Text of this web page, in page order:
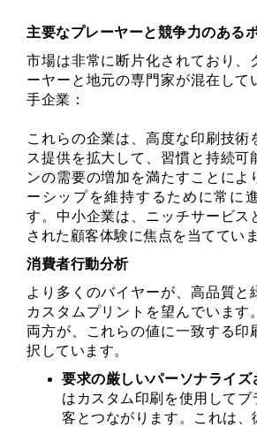
主要なプレーヤーと競争力のある
市場は非常に断片化されており、
ーヤーと地元の専門家が混在して
手企業：
これらの企業は、高度な印刷技術
ス提供を拡大して、習慣と持続可
ンの需要の増加を満たすことによ
ーシップを維持するために常に
す。中小企業は、ニッチサービス
された顧客体験に焦点を当てていま
消費者行動分析
より多くのバイヤーが、高品質と
カスタムプリントを望んでいます
両方が、これらの値に一致する印
択しています。
要求の厳しいパーソナライズ
はカスタム印刷を使用して
客とつながります。これは、